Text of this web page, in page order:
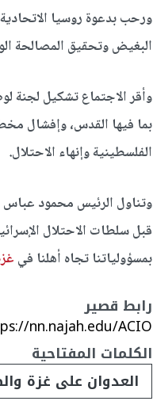
ورحب بدعوة روسيا
البغيض وتحقيق المصالحة
وأقر الاجتماع تشكيل لجنة
بما فيها القدس، وإفشال
الفلسطينية وإنهاء الاحتلال.
وتناول الرئيس محمود عباس
قبل سلطات الاحتلال
بمسؤولياتنا تجاه أهلنا في
رابط قصير
nn.najah.edu/ACIO/
الكلمات المفتاحية
العدوان على غزة